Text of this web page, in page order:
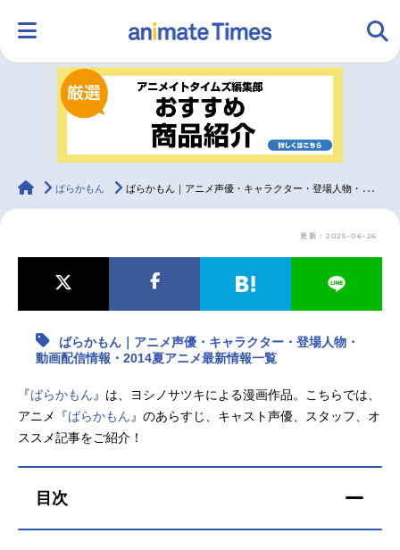
ランキング アニメ
ラジオ
最新記事一覧
アニメ記事一覧 声優記事一覧
アニメ映画一覧
今期アニメ曜日別一覧
春アニメ
animateTimes
ばらかもん ばらかもん｜アニメ声優・キャラクター・登場人物・動画配信情報・2014夏アニメ最新情報一覧
更新：2025-06-26
ばらかもん｜アニメ声優・キャラクター・登場人物・
動画配信情報・2014夏アニメ最新情報一覧
『ばらかもん 』は、ヨシノサツキによる漫画作品。こちらでは、
アニメ『ばらかもん 』のあらすじ、キャスト声優、スタッフ、オ
ススメ記事をご紹介！
目次